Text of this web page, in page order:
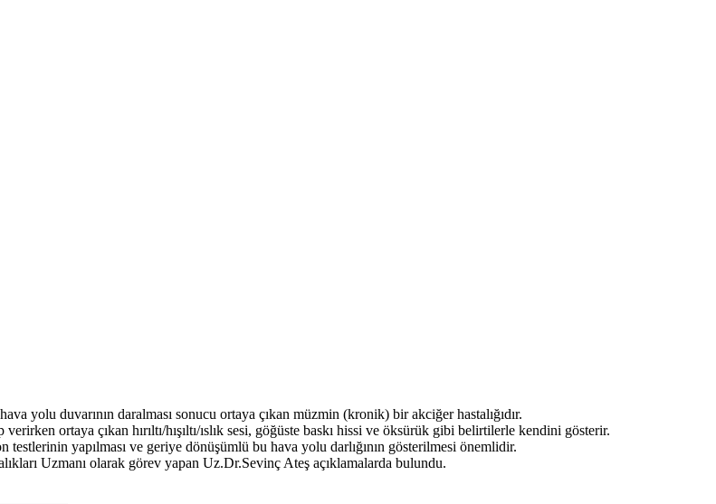
yolu duvarının daralması sonucu ortaya çıkan müzmin (kronik) bir akciğer hastalığıdır.
ortaya çıkan hırıltı/hışıltı/ıslık sesi, göğüste baskı hissi ve öksürük gibi belirtilerle kendini gösterir.
yapılması ve geriye dönüşümlü bu hava yolu darlığının gösterilmesi önemlidir.
Uzmanı olarak görev yapan Uz.Dr.Sevinç Ateş açıklamalarda bulundu.